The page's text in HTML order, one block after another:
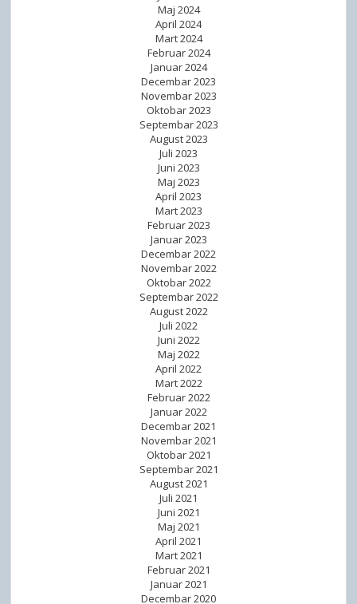
Maj 2024
April 2024
Mart 2024
Februar 2024
Januar 2024
Decembar 2023
Novembar 2023
Oktobar 2023
Septembar 2023
August 2023
Juli 2023
Juni 2023
Maj 2023
April 2023
Mart 2023
Februar 2023
Januar 2023
Decembar 2022
Novembar 2022
Oktobar 2022
Septembar 2022
August 2022
Juli 2022
Juni 2022
Maj 2022
April 2022
Mart 2022
Februar 2022
Januar 2022
Decembar 2021
Novembar 2021
Oktobar 2021
Septembar 2021
August 2021
Juli 2021
Juni 2021
Maj 2021
April 2021
Mart 2021
Februar 2021
Januar 2021
Decembar 2020